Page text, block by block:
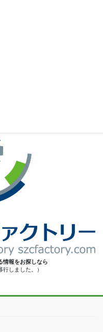
情報をお探しなら
行しました。）